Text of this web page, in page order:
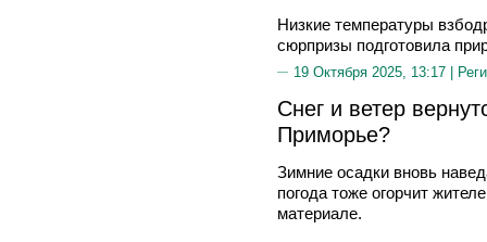
Низкие температуры
сюрпризы подготовила
19 Октября 2025, 13:17 |
Снег и ветер
Приморье?
Зимние осадки вновь
погода тоже огорчит
материале.